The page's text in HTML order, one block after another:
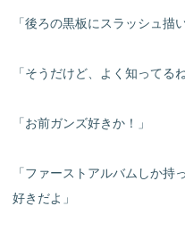
「後ろの黒板にスラッシュ描
「そうだけど、よく知ってるね
「お前ガンズ好きか！」
「ファーストアルバムしか
好きだよ」